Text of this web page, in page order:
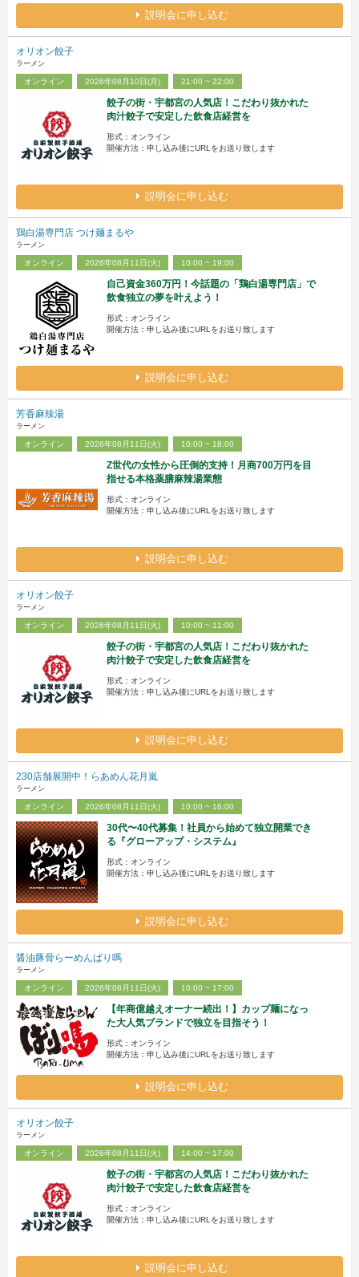
説明会に申し込む
オリオン餃子
ラーメン
オンライン 2026年08月10日(月) 21:00 ~ 22:00
餃子の街・宇都宮の人気店！こだわり抜かれた
肉汁餃子で安定した飲食店経営を
形式：オンライン
開催方法：申し込み後にURLをお送り致します
説明会に申し込む
鶏白湯専門店 つけ麺まるや
ラーメン
オンライン 2026年08月11日(火) 10:00 ~ 19:00
自己資金360万円！今話題の「鶏白湯専門店」で
飲食独立の夢を叶えよう！
形式：オンライン
開催方法：申し込み後にURLをお送り致します
説明会に申し込む
芳香麻辣湯
ラーメン
オンライン 2026年08月11日(火) 10:00 ~ 18:00
Z世代の女性から圧倒的支持！月商700万円を目
指せる本格薬膳麻辣湯業態
形式：オンライン
開催方法：申し込み後にURLをお送り致します
説明会に申し込む
オリオン餃子
ラーメン
オンライン 2026年08月11日(火) 10:00 ~ 11:00
餃子の街・宇都宮の人気店！こだわり抜かれた
肉汁餃子で安定した飲食店経営を
形式：オンライン
開催方法：申し込み後にURLをお送り致します
説明会に申し込む
230店舗展開中！らあめん花月嵐
ラーメン
オンライン 2026年08月11日(火) 10:00 ~ 16:00
30代〜40代募集！社員から始めて独立開業でき
る『グローアップ・システム』
形式：オンライン
開催方法：申し込み後にURLをお送り致します
説明会に申し込む
醤油豚骨らーめんばり嗎
ラーメン
オンライン 2026年08月11日(火) 10:00 ~ 17:00
【年商億越えオーナー続出！】カップ麺になっ
た大人気ブランドで独立を目指そう！
形式：オンライン
開催方法：申し込み後にURLをお送り致します
説明会に申し込む
オリオン餃子
ラーメン
オンライン 2026年08月11日(火) 14:00 ~ 17:00
餃子の街・宇都宮の人気店！こだわり抜かれた
肉汁餃子で安定した飲食店経営を
形式：オンライン
開催方法：申し込み後にURLをお送り致します
説明会に申し込む